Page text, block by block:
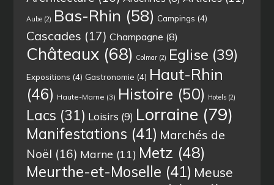
Aube (2) Bas-Rhin (58) Campings (4)
Cascades (17) Champagne (8)
Châteaux (68) Colmar (2) Eglise (39)
Expositions (4) Gastronomie (4) Haut-Rhin
(46) Haute-Marne (3) Histoire (50) Hotels (2)
Lacs (31) Loisirs (9) Lorraine (79)
Manifestations (41) Marchés de
Noël (16) Marne (11) Metz (48)
Meurthe-et-Moselle (41) Meuse